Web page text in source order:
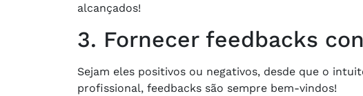
alcançados!
3. Fornecer feedbacks
Sejam eles positivos ou negativos, desde que o
profissional, feedbacks são sempre bem-vindos!